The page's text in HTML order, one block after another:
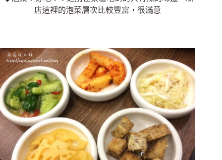
店這裡的泡菜層次比較豐富，很滿意